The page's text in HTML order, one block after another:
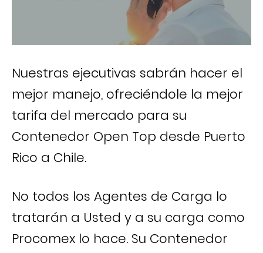
Nuestras ejecutivas sabrán hacer el
mejor manejo, ofreciéndole la mejor
tarifa del mercado para su
Contenedor Open Top desde Puerto
Rico a Chile.
No todos los Agentes de Carga lo
tratarán a Usted y a su carga como
Procomex lo hace. Su Contenedor